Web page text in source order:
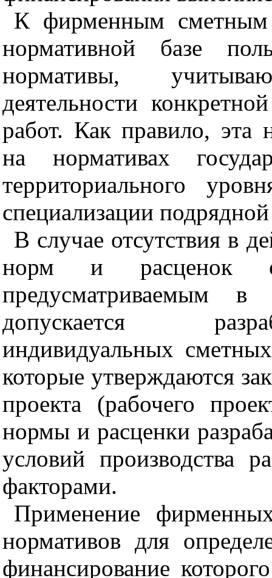
К фирменным сметным
нормативной базе
нормативы,
деятельности
работ. Как правило, эта
на нормативах
территориального
специализации
В случае отсутствия в
норм и расценок
предусматриваемым в
допускается
индивидуальных
которые утверждаются
проекта (рабочего
нормы и расценки
условий производства
факторами.
Применение
нормативов для
финансирование